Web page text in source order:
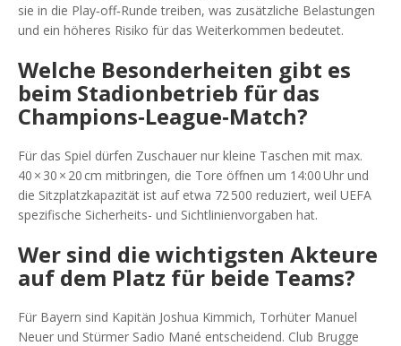
sie in die Play‑off‑Runde treiben, was zusätzliche Belastungen
und ein höheres Risiko für das Weiterkommen bedeutet.
Welche Besonderheiten gibt es
beim Stadionbetrieb für das
Champions‑League‑Match?
Für das Spiel dürfen Zuschauer nur kleine Taschen mit max.
40 × 30 × 20 cm mitbringen, die Tore öffnen um 14:00 Uhr und
die Sitzplatzkapazität ist auf etwa 72 500 reduziert, weil UEFA
spezifische Sicherheits- und Sichtlinienvorgaben hat.
Wer sind die wichtigsten Akteure
auf dem Platz für beide Teams?
Für Bayern sind Kapitän Joshua Kimmich, Torhüter Manuel
Neuer und Stürmer Sadio Mané entscheidend. Club Brugge